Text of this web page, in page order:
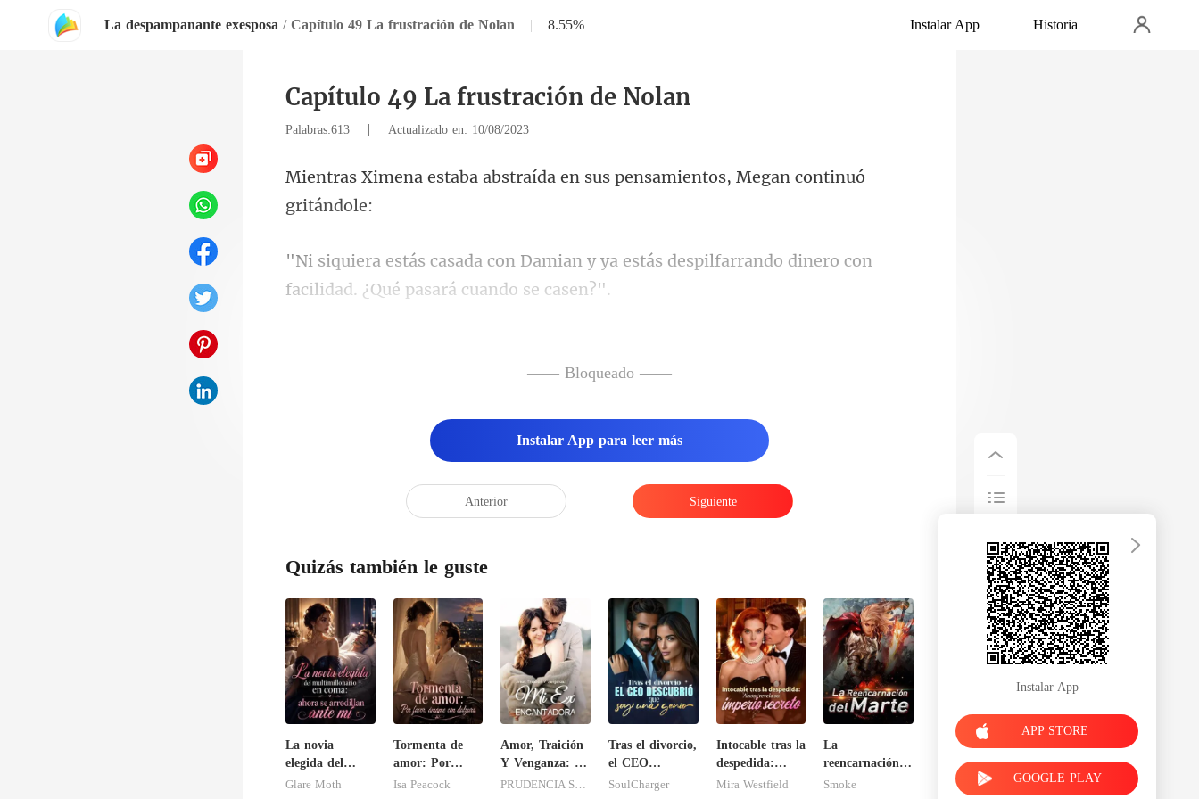
La despampanante exesposa / Capítulo 49 La frustración de Nolan | 8.55% Instalar App Historia
Capítulo 49 La frustración de Nolan
Palabras:613 | Actualizado en: 10/08/2023
traída en sus pensamientos
ya estás despilfarrando dinero con
fa
—— Bloqueado ——
Instalar App para leer más
Anterior Siguiente
Quizás también le guste
La novia
elegida del
multimillonario
Glare Moth
Tormenta de
amor: Por
favor, ámame
Isa Peacock
Amor, Traición
Y Venganza: Mi
Ex Encantadora
Tras el divorcio,
el CEO
descubrió que
SoulCharger
Intocable tras la
despedida:
Ahora revela su
Mira Westfield
La
reencarnación
del Marte
Smoke
Instalar App
APP STORE
GOOGLE PLAY